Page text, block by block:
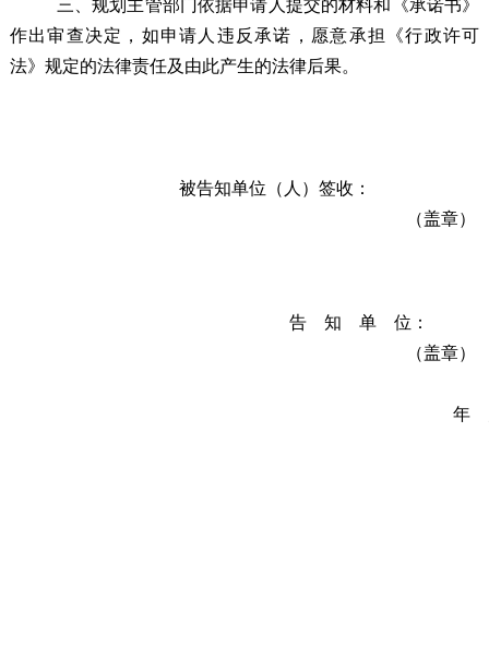
三、规划主管部门依据申请人提交的材料和《承诺书》
作出审查决定，如申请人违反承诺，愿意承担《行政许可
法》规定的法律责任及由此产生的法律后果。
被告知单位（人）签收：
（盖章）
告 知 单
位：
（盖章）
年